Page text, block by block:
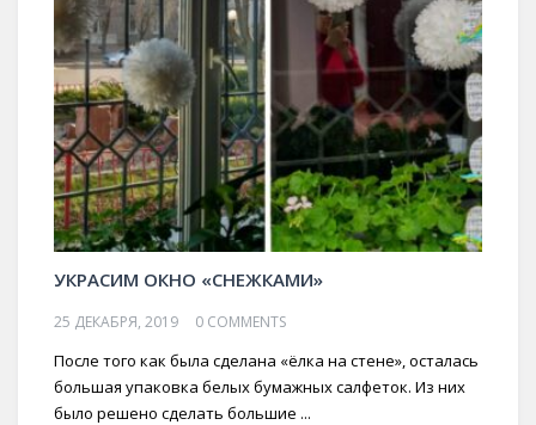
УКРАСИМ ОКНО «СНЕЖКАМИ»
25 ДЕКАБРЯ, 2019 0 COMMENTS
После того как была сделана «ёлка на стене», осталась
большая упаковка белых бумажных салфеток. Из них
было решено сделать большие ...